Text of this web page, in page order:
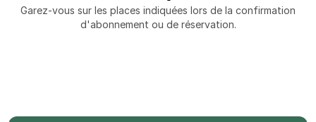
Garez-vous sur les places indiquées lors de la confirmation
d'abonnement ou de réservation.